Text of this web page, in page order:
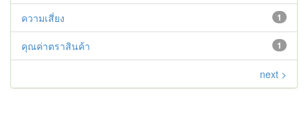
1
ความเสี่ยง
1
คุณค่าตราสินค้า
next >